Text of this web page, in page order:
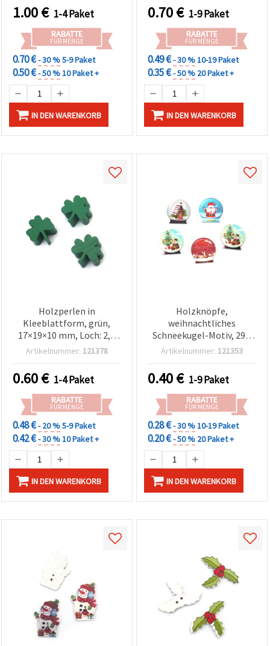
kreative DIY-
Bastelprojekte
1.00€ 1-4 Paket
RABATTE
FÜR MENGE
0.70 €- 30 %5-9 Paket
0.50 €- 50 %10 Paket +
IN DEN WARENKORB
Weihnachtsbasteln & DIY
0.70€ 1-9 Paket
RABATTE
FÜR MENGE
0.49 €- 30 %10-19 Paket
0.35 €- 50 % 20 Paket +
IN DEN WARENKORB
Holzperlen in
Kleeblattform, grün,
17×19×10 mm, Loch: 2,5
mm – 5 Stück
Artikelnummer: 121378
0.60€ 1-4 Paket
RABATTE
FÜR MENGE
0.48 €- 20 %5-9 Paket
0.42 €- 30 %10 Paket +
IN DEN WARENKORB
Holzknöpfe,
weihnachtliches
Schneekugel-Motiv, 29 x
30 x 2 mm, Loch: 1,5 mm –
Artikelnummer: 121353
0.40€ 1-9 Paket
RABATTE
FÜR MENGE
0.28 €- 30 %10-19 Paket
0.20 €- 50 % 20 Paket +
IN DEN WARENKORB